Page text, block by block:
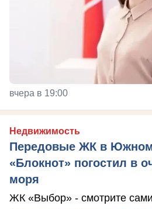
вчера в 19:00
Недвижимость
Передовые ЖК в Южном
«Блокнот» погостил в
моря
ЖК «Выбор» - смотрите сами